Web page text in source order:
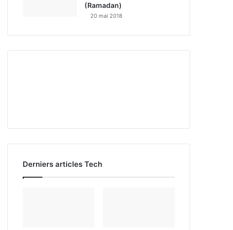
(Ramadan)
20 mai 2018
Derniers articles Tech